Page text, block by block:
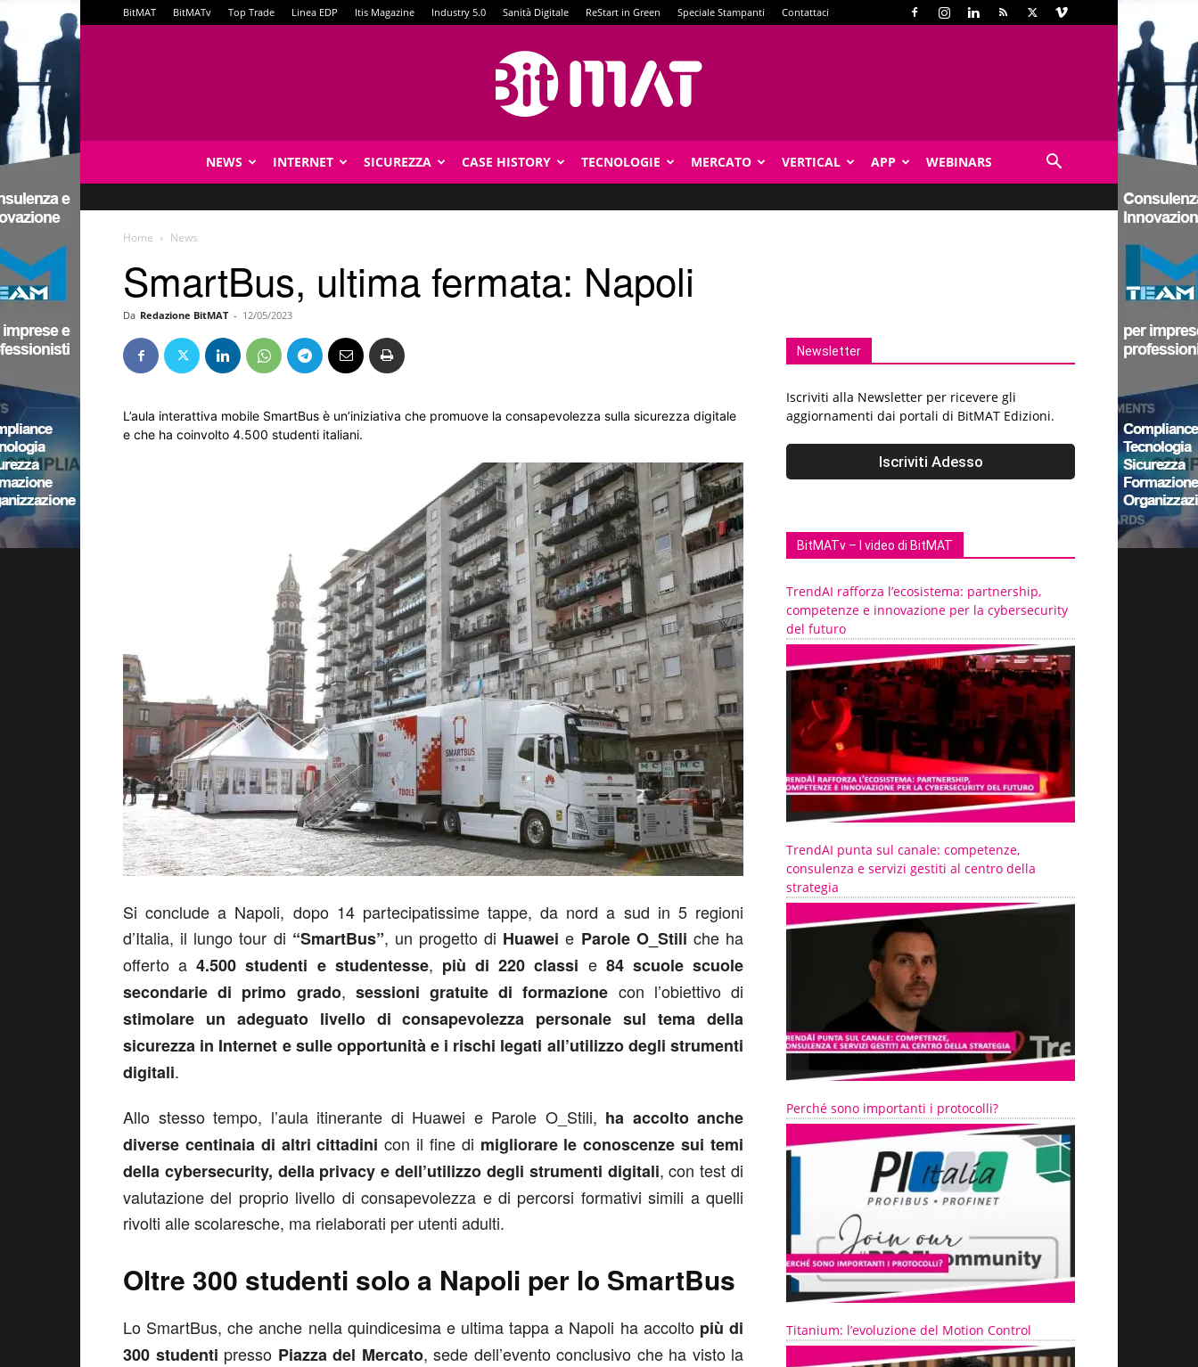
BitMAT BitMATv Top Trade Linea EDP Itis Magazine Industry 5.0 Sanità Digitale ReStart in Green Speciale Stampanti Contattaci
NEWS INTERNET SICUREZZA CASE HISTORY TECNOLOGIE MERCATO VERTICAL APP WEBINARS
Home News
SmartBus, ultima fermata: Napoli
Da Redazione BitMAT - 12/05/2023
L’aula interattiva mobile SmartBus è un’iniziativa che promuove la consapevolezza sulla sicurezza digitale
e che ha coinvolto 4.500 studenti italiani.
Si conclude a Napoli, dopo 14 partecipatissime tappe, da nord a sud in 5 regioni
d’Italia, il lungo tour di “SmartBus”, un progetto di Huawei e Parole O_Stili che ha
offerto a4.500 studenti e studentesse, più di 220 classi e 84 scuole scuole
secondarie di primo grado, sessioni gratuite di formazione con l’obiettivo di
stimolare un adeguato livello di consapevolezza personale sul tema della
sicurezza in Internet e sulle opportunità e i rischi legati all’utilizzo degli strumenti
digitali.
Allo stesso tempo, l’aula itinerante di Huawei e Parole O_Stili, ha accolto anche
diverse centinaia di altri cittadinicon il fine di migliorare le conoscenze sui temi
della cybersecurity, della privacy e dell’utilizzo degli strumenti digitali, con test di
valutazione del proprio livello di consapevolezza e di percorsi formativi simili a quelli
rivolti alle scolaresche, ma rielaborati per utenti adulti.
Oltre 300 studenti solo a Napoli per lo SmartBus
Lo SmartBus, che anche nella quindicesima e ultima tappa a Napoli ha accolto più di
300 studenti presso Piazza del Mercato, sede dell’evento conclusivo che ha visto la
Newsletter
Iscriviti alla Newsletter per ricevere gli
aggiornamenti dai portali di BitMAT Edizioni.
BitMATv – I video di BitMAT
TrendAI rafforza l’ecosistema: partnership,
competenze e innovazione per la cybersecurity
del futuro
TrendAI punta sul canale: competenze,
consulenza e servizi gestiti al centro della
strategia
Perché sono importanti i protocolli?
Titanium: l’evoluzione del Motion Control